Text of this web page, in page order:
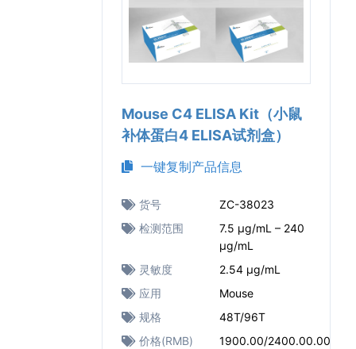
Mouse C4 ELISA Kit（小鼠
补体蛋白4 ELISA试剂盒）
一键复制产品信息
货号
ZC-38023
检测范围
7.5 μg/mL – 240
μg/mL
灵敏度
2.54 μg/mL
应用
Mouse
规格
48T/96T
价格(RMB)
1900.00/2400.00.00